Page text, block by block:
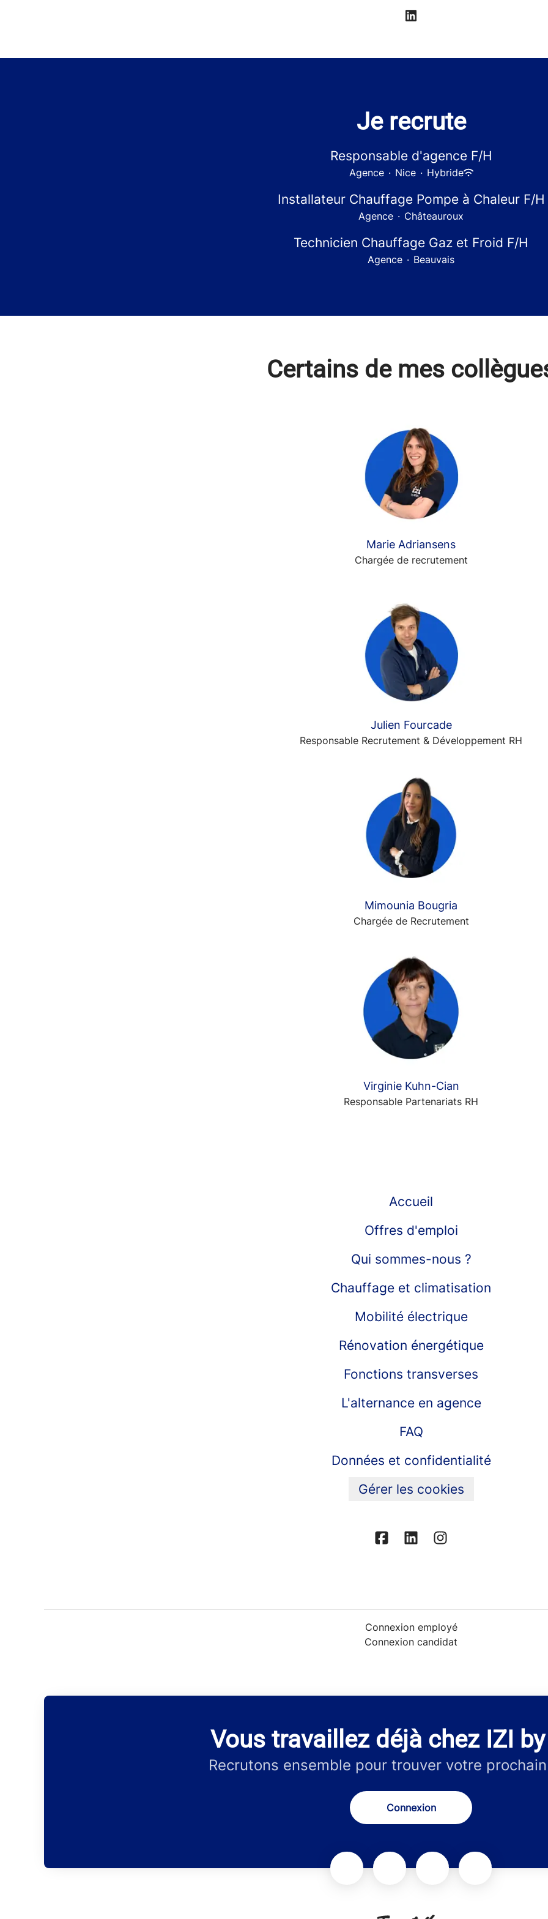
Je recrute
Responsable d'agence F/H
Agence · Nice · Hybride
Installateur Chauffage Pompe à Chaleur F/H
Agence · Châteauroux
Technicien Chauffage Gaz et Froid F/H
Agence · Beauvais
Certains de mes
Marie Adriansens
Chargée de recrutement
Julien Fourcade
Responsable Recrutement & Développement RH
Mimounia Bougria
Chargée de Recrutement
Virginie Kuhn-Cian
Responsable Partenariats RH
Accueil
Offres d'emploi
Qui sommes-nous ?
Chauffage et climatisation
Mobilité électrique
Rénovation énergétique
Fonctions transverses
L'alternance en agence
FAQ
Données et confidentialité
Gérer les cookies
Connexion employé
Connexion candidat
Vous travaillez déjà chez IZI by
Recrutons ensemble pour trouver votre
Connexion